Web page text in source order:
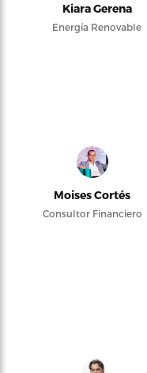
Kiara Gerena
Energía Renovable
Moises Cortés
Consultor Financiero